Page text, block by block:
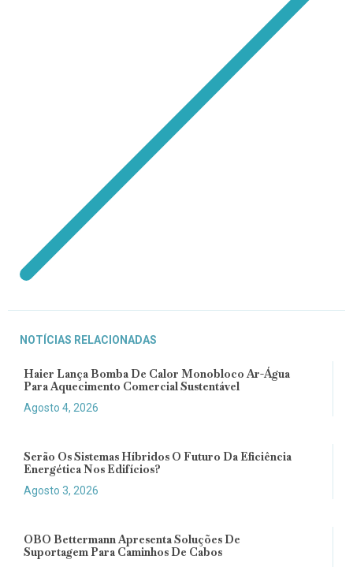
NOTÍCIAS RELACIONADAS
Haier Lança Bomba De Calor Monobloco Ar-Água
Para Aquecimento Comercial Sustentável
Agosto 4, 2026
Serão Os Sistemas Híbridos O Futuro Da Eficiência
Energética Nos Edifícios?
Agosto 3, 2026
OBO Bettermann Apresenta Soluções De
Suportagem Para Caminhos De Cabos